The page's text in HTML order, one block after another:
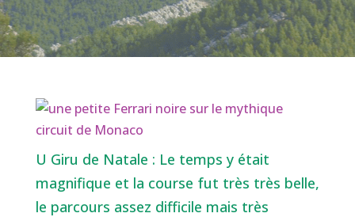
U Giru de Natale : Le temps y était
magnifique et la course fut très très belle,
le parcours assez difficile mais très